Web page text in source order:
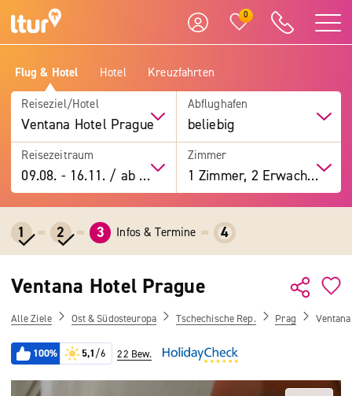
0
Flug & Hotel Hotel Kreuzfahrten
Reiseziel/Hotel
Ventana Hotel Prague
Abflughafen
beliebig
Reisezeitraum
09.08. -16.11. / ab 7 Tage
Zimmer
1 Zimmer, 2 Erwachsene
1 2 3 Infos & Termine 4
Ventana Hotel Prague
Alle Ziele Ost & Südosteuropa Tschechische Rep. Prag
100% 5,1/6 22 Bew.